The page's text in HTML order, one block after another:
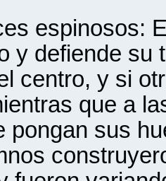
espinosos:
y defiende su
centro, y si
que a
pongan sus